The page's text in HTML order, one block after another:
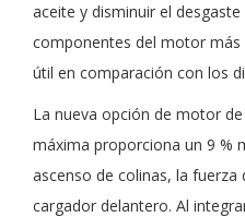
aceite y disminuir el
componentes del motor
útil en comparación con los
La nueva opción de motor
máxima proporciona un 9 %
ascenso de colinas, la
cargador delantero. Al